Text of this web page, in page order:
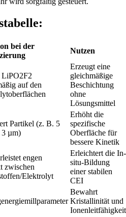
bei der
Nutzen
LiPO2F2
auf den
Erzeugt eine
gleichmäßige
Beschichtung
ohne
Lösungsmittel
Partikel (z. B. 5
µm)
Erhöht die
spezifische
Oberfläche für
bessere Kinetik
engen
zwischen
Elektrolyt
Erleichtert die In-
situ-Bildung
einer stabilen
CEI
Bewahrt
Kristallinität und
Ionenleitfähigkeit